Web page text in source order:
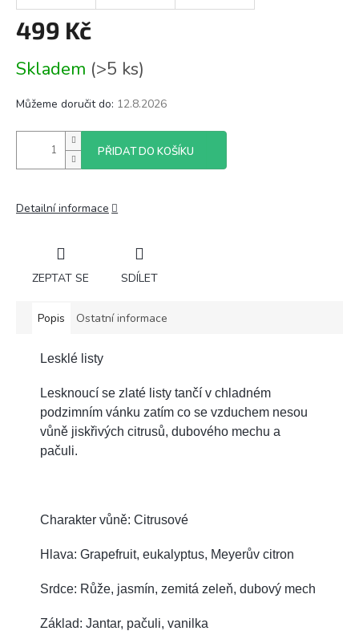
499 Kč
cena:
Skladem (>5 ks)
Můžeme doručit do: 12.8.2026
PŘIDAT DO KOŠÍKU
Detailní informace
ZEPTAT SE SDÍLET
Popis Ostatní informace
Lesklé listy
Lesknoucí se zlaté listy tančí v chladném
podzimním vánku zatím co se vzduchem nesou
vůně jiskřivých citrusů, dubového mechu a
pačuli.
Charakter vůně: Citrusové
Hlava: Grapefruit, eukalyptus, Meyerův citron
Srdce: Růže, jasmín, zemitá zeleň, dubový mech
Základ: Jantar, pačuli, vanilka